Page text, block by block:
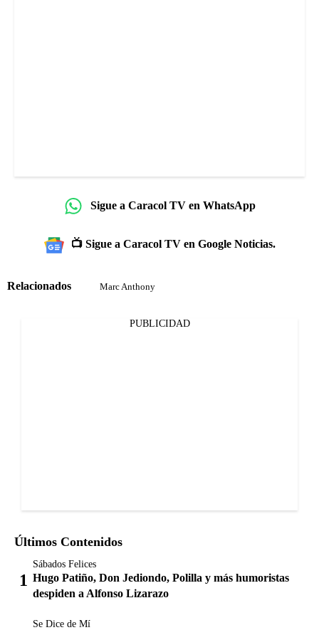
Sigue a Caracol TV en WhatsApp
📺 Sigue a Caracol TV en Google Noticias.
Relacionados Marc Anthony
PUBLICIDAD
Últimos Contenidos
Sábados Felices
Hugo Patiño, Don Jediondo, Polilla y más humoristas
despiden a Alfonso Lizarazo
Se Dice de Mí